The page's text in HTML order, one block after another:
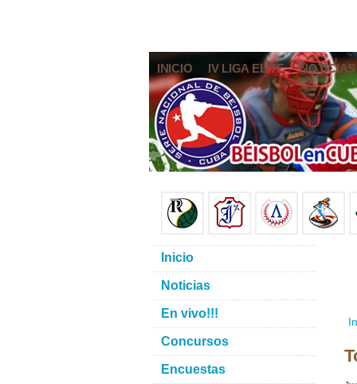
INICIO IV LIGA ELITE NOTICIAS
Inicio
Noticias
En vivo!!!
Concursos
Encuestas